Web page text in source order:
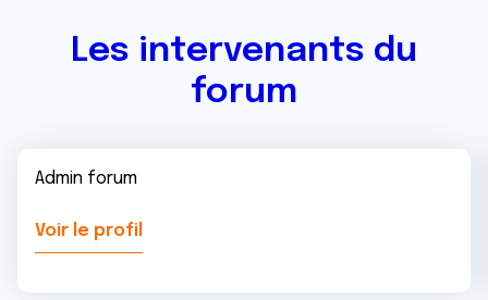
Les intervenants du
forum
Admin forum
Voir le profil